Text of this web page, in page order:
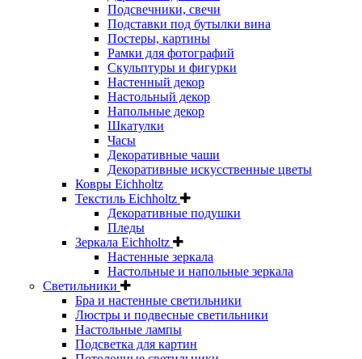
Подсвечники, свечи
Подставки под бутылки вина
Постеры, картины
Рамки для фотографий
Скульптуры и фигурки
Настенный декор
Настольный декор
Напольные декор
Шкатулки
Часы
Декоративные чаши
Декоративные искусственные цветы
Ковры Eichholtz
Текстиль Eichholtz
Декоративные подушки
Пледы
Зеркала Eichholtz
Настенные зеркала
Настольные и напольные зеркала
Светильники
Бра и настенные светильники
Люстры и подвесные светильники
Настольные лампы
Подсветка для картин